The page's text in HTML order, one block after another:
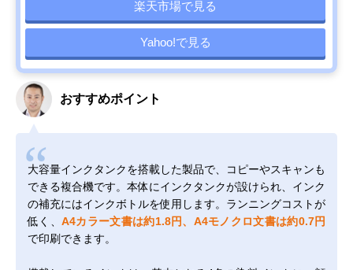
楽天市場で見る
Yahoo!で見る
おすすめポイント
大容量インクタンクを搭載した製品で、コピーやスキャンも
できる複合機です。本体にインクタンクが設けられ、インク
の補充にはインクボトルを使用します。ランニングコストが
低く、 A4カラー文書は約1.8円、A4モノクロ文書は約0.7円
で印刷できます。